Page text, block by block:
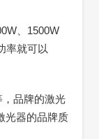
、1500W
率就可以
品牌的激光
光器的品牌质